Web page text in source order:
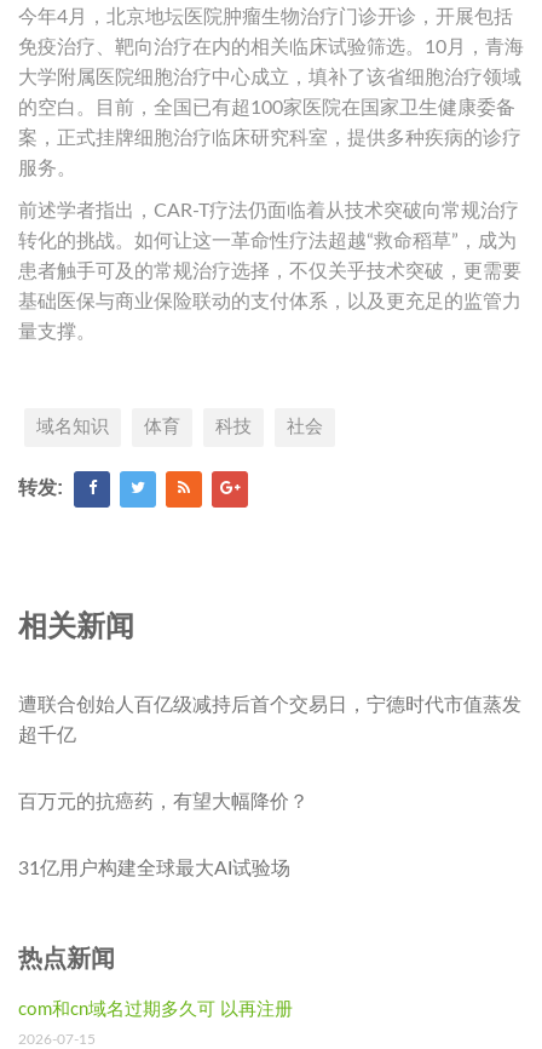
今年4月，北京地坛医院肿瘤生物治疗门诊开诊，开展包括
免疫治疗、靶向治疗在内的相关临床试验筛选。10月，青海
大学附属医院细胞治疗中心成立，填补了该省细胞治疗领域
的空白。目前，全国已有超100家医院在国家卫生健康委备
案，正式挂牌细胞治疗临床研究科室，提供多种疾病的诊疗
服务。
前述学者指出，CAR-T疗法仍面临着从技术突破向常规治疗
转化的挑战。如何让这一革命性疗法超越“救命稻草”，成为
患者触手可及的常规治疗选择，不仅关乎技术突破，更需要
基础医保与商业保险联动的支付体系，以及更充足的监管力
量支撑。
域名知识 体育 科技 社会
转发:
相关新闻
遭联合创始人百亿级减持后首个交易日，宁德时代市值蒸发
超千亿
百万元的抗癌药，有望大幅降价？
31亿用户构建全球最大AI试验场
热点新闻
com和cn域名过期多久可 以再注册
2026-07-15